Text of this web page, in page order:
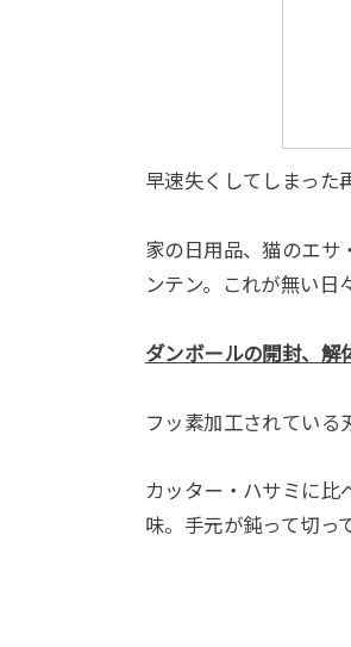
早速失くしてしまった
家の日用品、猫のエサ
ンテン。これが無い日
ダンボールの開封、解
フッ素加工されている
カッター・ハサミに比
味。手元が鈍って切っ